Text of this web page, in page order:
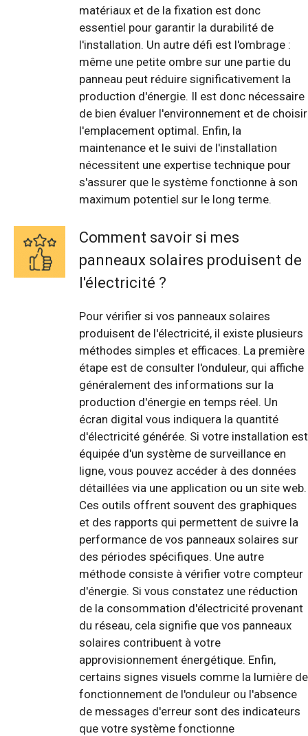
matériaux et de la fixation est donc
essentiel pour garantir la durabilité de
l'installation. Un autre défi est l'ombrage :
même une petite ombre sur une partie du
panneau peut réduire significativement la
production d'énergie. Il est donc nécessaire
de bien évaluer l'environnement et de choisir
l'emplacement optimal. Enfin, la
maintenance et le suivi de l'installation
nécessitent une expertise technique pour
s'assurer que le système fonctionne à son
maximum potentiel sur le long terme.
Comment savoir si mes
panneaux solaires produisent de
l'électricité ?
Pour vérifier si vos panneaux solaires
produisent de l'électricité, il existe plusieurs
méthodes simples et efficaces. La première
étape est de consulter l'onduleur, qui affiche
généralement des informations sur la
production d'énergie en temps réel. Un
écran digital vous indiquera la quantité
d'électricité générée. Si votre installation est
équipée d'un système de surveillance en
ligne, vous pouvez accéder à des données
détaillées via une application ou un site web.
Ces outils offrent souvent des graphiques
et des rapports qui permettent de suivre la
performance de vos panneaux solaires sur
des périodes spécifiques. Une autre
méthode consiste à vérifier votre compteur
d'énergie. Si vous constatez une réduction
de la consommation d'électricité provenant
du réseau, cela signifie que vos panneaux
solaires contribuent à votre
approvisionnement énergétique. Enfin,
certains signes visuels comme la lumière de
fonctionnement de l'onduleur ou l'absence
de messages d'erreur sont des indicateurs
que votre système fonctionne